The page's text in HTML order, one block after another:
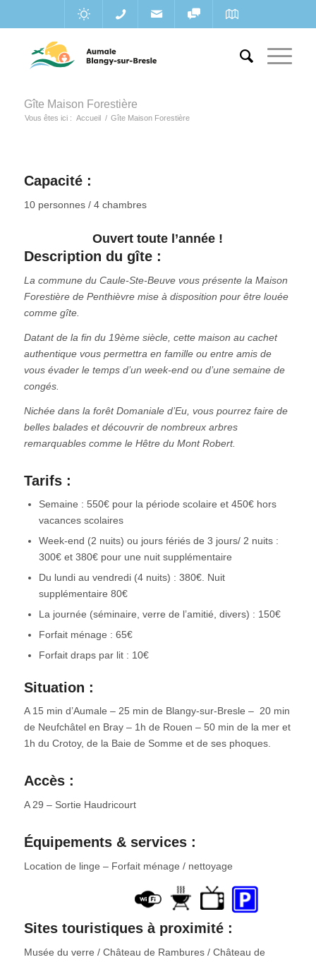
Gîte Maison Forestière
Vous êtes ici : Accueil / Gîte Maison Forestière
Capacité :
10 personnes / 4 chambres
Ouvert toute l’année !
Description du gîte :
La commune du Caule-Ste-Beuve vous présente la Maison
Forestière de Penthièvre mise à disposition pour être louée
comme gîte.
Datant de la fin du 19ème siècle, cette maison au cachet
authentique vous permettra en famille ou entre amis de
vous évader le temps d’un week-end ou d’une semaine de
congés.
Nichée dans la forêt Domaniale d’Eu, vous pourrez faire de
belles balades et découvrir de nombreux arbres
remarquables comme le Hêtre du Mont Robert.
Tarifs :
Semaine : 550€ pour la période scolaire et 450€ hors
vacances scolaires
Week-end (2 nuits) ou jours fériés de 3 jours/ 2 nuits :
300€ et 380€ pour une nuit supplémentaire
Du lundi au vendredi (4 nuits) : 380€. Nuit
supplémentaire 80€
La journée (séminaire, verre de l’amitié, divers) : 150€
Forfait ménage : 65€
Forfait draps par lit : 10€
Situation :
A 15 min d’Aumale – 25 min de Blangy-sur-Bresle – 20 min
de Neufchâtel en Bray – 1h de Rouen – 50 min de la mer et
1h du Crotoy, de la Baie de Somme et de ses phoques.
Accès :
A 29 – Sortie Haudricourt
Équipements & services :
Location de linge – Forfait ménage / nettoyage
Sites touristiques à proximité :
Musée du verre / Château de Rambures / Château de